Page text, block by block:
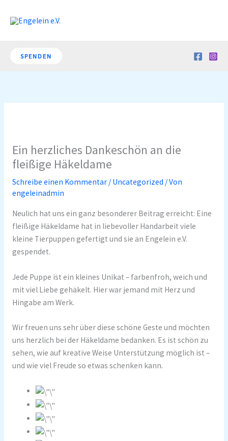
Inhalt
SPENDEN
Ein herzliches Dankeschön an die
fleißige Häkeldame
Schreibe einen Kommentar / Uncategorized / Von
engeleinadmin
Neulich hat uns ein ganz besonderer Beitrag erreicht: Eine
fleißige Häkeldame hat in liebevoller Handarbeit viele
kleine Tierpuppen gefertigt und sie an Engelein e.V.
gespendet.
Jede Puppe ist ein kleines Unikat – farbenfroh, weich und
mit viel Liebe gehäkelt. Hier war jemand mit Herz und
Hingabe am Werk.
Wir freuen uns sehr über diese schöne Geste und möchten
uns herzlich bei der Häkeldame bedanken. Es ist schön zu
sehen, wie auf kreative Weise Unterstützung möglich ist –
und wie viel Freude so etwas schenken kann.